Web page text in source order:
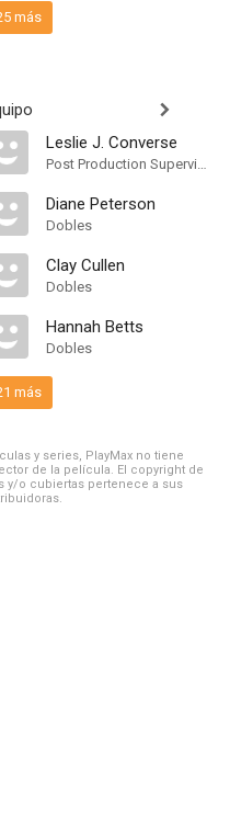
más
Leslie J. Converse
Post Production Supervisor
Diane Peterson
Dobles
Clay Cullen
Dobles
Hannah Betts
Dobles
más
y series, PlayMax no tiene
de la película. El copyright de
y/o cubiertas pertenece a sus